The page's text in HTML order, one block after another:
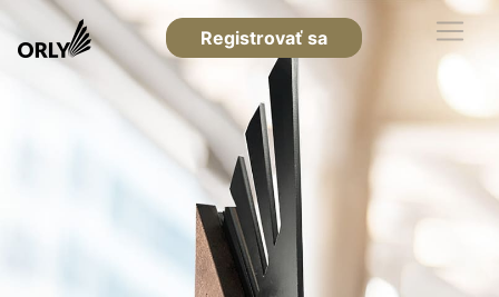
Registrovať sa